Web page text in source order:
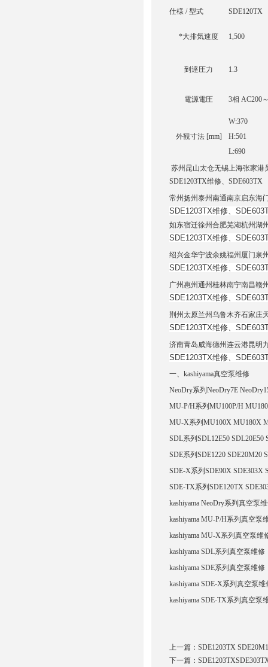
仕様 / 型式 SDE120TX
*大排気速度 1,500
到達圧力 1.3
電源電圧 3相 AC200
外観寸法 [mm]
W:370
H:501
L:690
苏州昆山太仓无锡上海张家
SDE1203TX维修、SDE603TX
常州扬州泰州南通南京启东海
SDE1203TX维修、
如东宿迁徐州合肥芜湖杭州湖
SDE1203TX维修、
绍兴金华宁波余姚福州厦门泉
SDE1203TX维修、
广州惠州通州桂林南宁南昌赣
SDE1203TX维修、
荆州太原兰州乌鲁木齐石家庄
SDE1203TX维修、
济南青岛威海德州连云港昆明
SDE1203TX维修、
一、kashiyama真空泵维修
NeoDry系列NeoDry7E
MU-P/H系列MU100P/H
MU-X系列MU100X MU180X
SDL系列SDL12E50 SDL20E50
SDE系列SDE1220 SDE20M20
SDE-X系列SDE90X SDE303X
SDE-TX系列SDE120TX
kashiyama NeoDry系列真空泵
kashiyama MU-P/H系列真空泵
kashiyama MU-X系列真空泵
kashiyama SDL系列真空泵维修
kashiyama SDE系列真空泵维修
kashiyama SDE-X系列真空泵
kashiyama SDE-TX系列真空泵
上一篇： SDE1203TX
下一篇：